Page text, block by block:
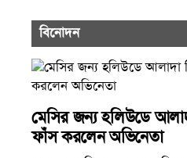
বিনোদন
মেসির জন্য হলিউডে
ফাঁস করলেন অভিনেতা
সাগরকন্যা বিনোদন ডেস্ক